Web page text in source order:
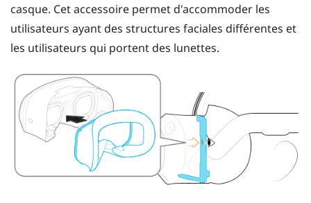
casque. Cet accessoire permet d'accommoder les
utilisateurs ayant des structures faciales différentes et
les utilisateurs qui portent des lunettes.